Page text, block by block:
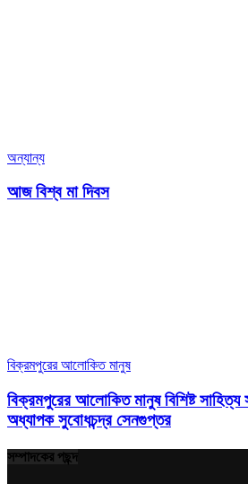
অন্যান্য
আজ বিশ্ব মা দিবস
বিক্রমপুরের আলোকিত মানুষ
বিক্রমপুরের আলোকিত মানুষ বিশিষ্ট
অধ্যাপক সুবোধচন্দ্র সেনগুপ্তর
সম্পাদকের পছন্দ